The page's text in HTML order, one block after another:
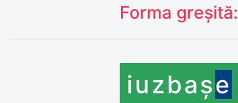
Forma greșită:
iuzbașe